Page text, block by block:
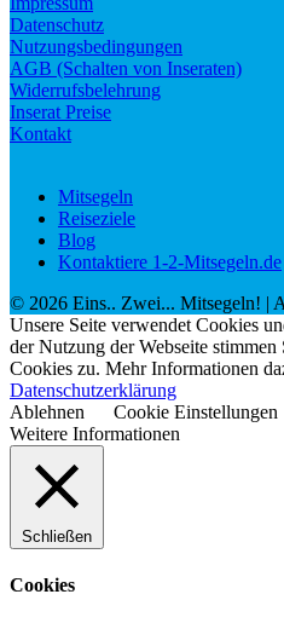
Datenschutz
Nutzungsbedingungen
AGB (Schalten von Inseraten)
Widerrufsbelehrung
Inserat Preise
Kontakt
Mitsegeln
Reiseziele
Blog
Kontaktiere 1-2-Mitsegeln.de
© 2026 Eins.. Zwei... Mitsegeln! |
Unsere Seite verwendet Cookies
der Nutzung der Webseite
Cookies zu. Mehr Informationen
Datenschutzerklärung
Ablehnen
Cookie Einstellungen
Weitere Informationen
Schließen
Cookies